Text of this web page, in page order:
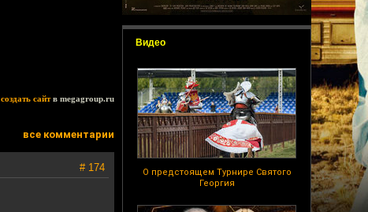
Видео
О предстоящем Турнире Святого
Георгия
создать сайтв megagroup.ru
все комментарии
# 174